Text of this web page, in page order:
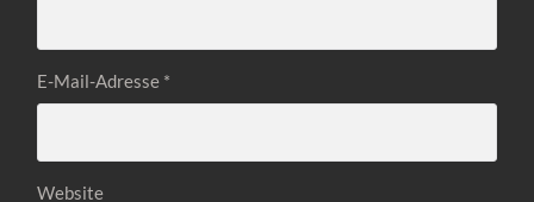
E-Mail-Adresse *
Website